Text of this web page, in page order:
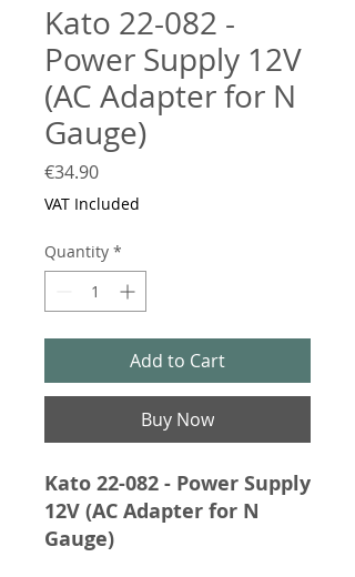
Kato 22-082 -
Power Supply 12V
(AC Adapter for N
Gauge)
€34.90Price
VAT Included
Quantity *
Add to Cart
Buy Now
Kato 22-082 - Power Supply
12V (AC Adapter for N
Gauge)